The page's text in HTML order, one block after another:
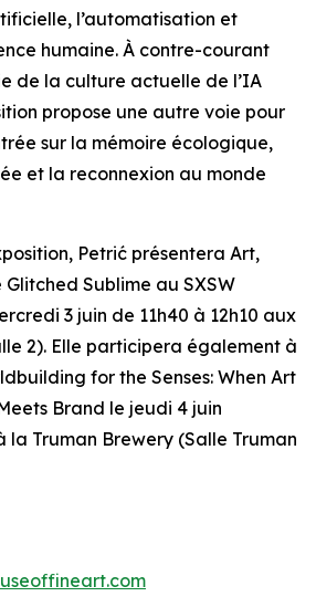
l’automatisation et
humaine. À contre-courant
de la culture actuelle de l’IA
propose une autre voie pour
sur la mémoire écologique,
et la reconnexion au monde
Petrić présentera Art,
Glitched Sublime au SXSW
3 juin de 11h40 à 12h10 aux
2). Elle participera également à
for the Senses: When Art
Brand le jeudi 4 juin
la Truman Brewery (Salle Truman